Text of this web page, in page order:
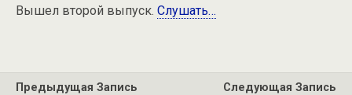
Вышел второй выпуск. Слушать…
Предыдущая Запись
Следующая Запись